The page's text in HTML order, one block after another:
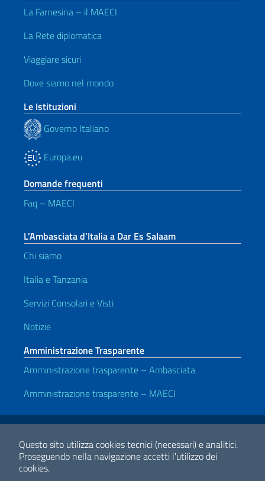
Questo sito utilizza cookies tecnici (necessari) e analitici.
Proseguendo nella navigazione accetti l'utilizzo dei
cookies.
La Farnesina – il MAECI
La Rete diplomatica
Viaggiare sicuri
Dove siamo nel mondo
Le Istituzioni
Governo Italiano
Europa.eu
Domande frequenti
Faq – MAECI
L’Ambasciata d’Italia a Dar Es Salaam
Chi siamo
Italia e Tanzania
Servizi Consolari e Visti
Notizie
Amministrazione Trasparente
Amministrazione trasparente – Ambasciata
Amministrazione trasparente – MAECI
Link Utili